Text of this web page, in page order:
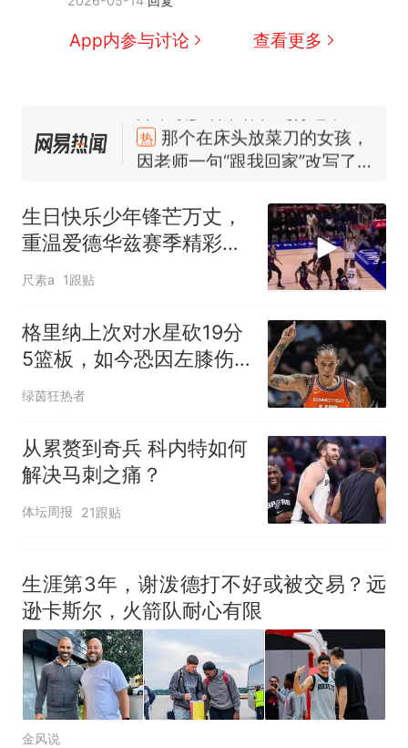
App内参与讨论 查看更多
热
那个在床头放菜刀的女孩，
因老师一句“跟我回家”改写了
交5060元才肯搬上楼！女子傻
眼了……
空调24小时开着反而更省电？
电力部门回应
佛山一中学招聘物理教师，笔
已叫停招聘，成立调查组全面
核查
“不建议大家买深色蛋糕”上热
搜，网友：天塌了！
南航一航班疑向乘客发放西梅
汁，致多名乘客在飞行途中排
人只有2个厕所；客服回应：并
非每架飞机都会发放西梅汁
因老师一句“跟我回家”改写了
人生
生日快乐少年锋芒万丈，
重温爱德华兹赛季精彩十
佳球
尺素a 1跟贴
格里纳上次对水星砍19分
5篮板，如今恐因左膝伤
连续第5场缺阵
绿茵狂热者
从累赘到奇兵 科内特如何
解决马刺之痛？
体坛周报 21跟贴
生涯第3年，谢泼德打不好或被交易？远
逊卡斯尔，火箭队耐心有限
金风说